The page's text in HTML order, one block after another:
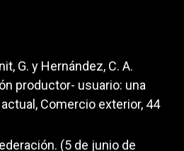
G. y Hernández, C. A.
productor- usuario: una
Comercio exterior, 44
(5 de junio de